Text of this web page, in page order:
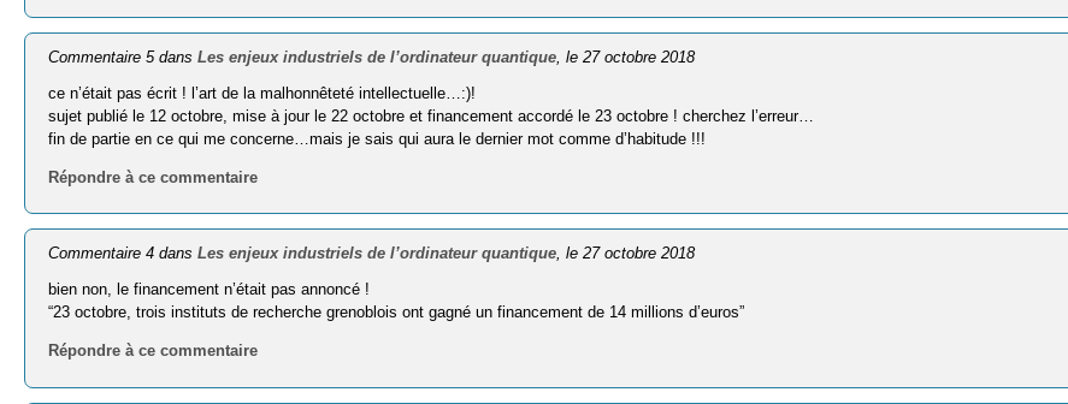
Commentaire 5 dansLes enjeux industriels de l’ordinateur quantique , le 27 octobre 2018
ce n’était pas écrit ! l’art de la malhonnêteté intellectuelle…:)!
sujet publié le 12 octobre, mise à jour le 22 octobre et financement accordé le 23 octobre ! cherchez l’erreur…
fin de partie en ce qui me concerne…mais je sais qui aura le dernier mot comme d’habitude !!!
Répondre à ce commentaire
Commentaire 4 dansLes enjeux industriels de l’ordinateur quantique, le 27 octobre 2018
bien non, le financement n’était pas annoncé !
“23 octobre, trois instituts de recherche grenoblois ont gagné un financement de 14 millions d’euros”
Répondre à ce commentaire